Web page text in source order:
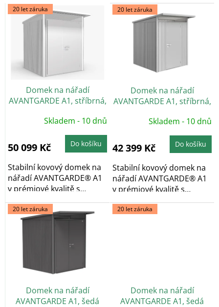
V
ý
u
20 let záruka
Domek na nářadí
AVANTGARDE A1, stříbrná,
Skladem - 10 dnů
50 099 Kč Do košíku
Stabilní kovový domek na
nářadí AVANTGARDE® A1
v prémiové kvalitě s
20 let záruka
Domek na nářadí
AVANTGARDE A1, stříbrná,
Skladem - 10 dnů
42 399 Kč Do košíku
Stabilní kovový domek na
nářadí AVANTGARDE® A1
v prémiové kvalitě s
pultovou...
20 let záruka
Domek na nářadí
AVANTGARDE A1, šedá
20 let záruka
Domek na nářadí
AVANTGARDE A1, šedá